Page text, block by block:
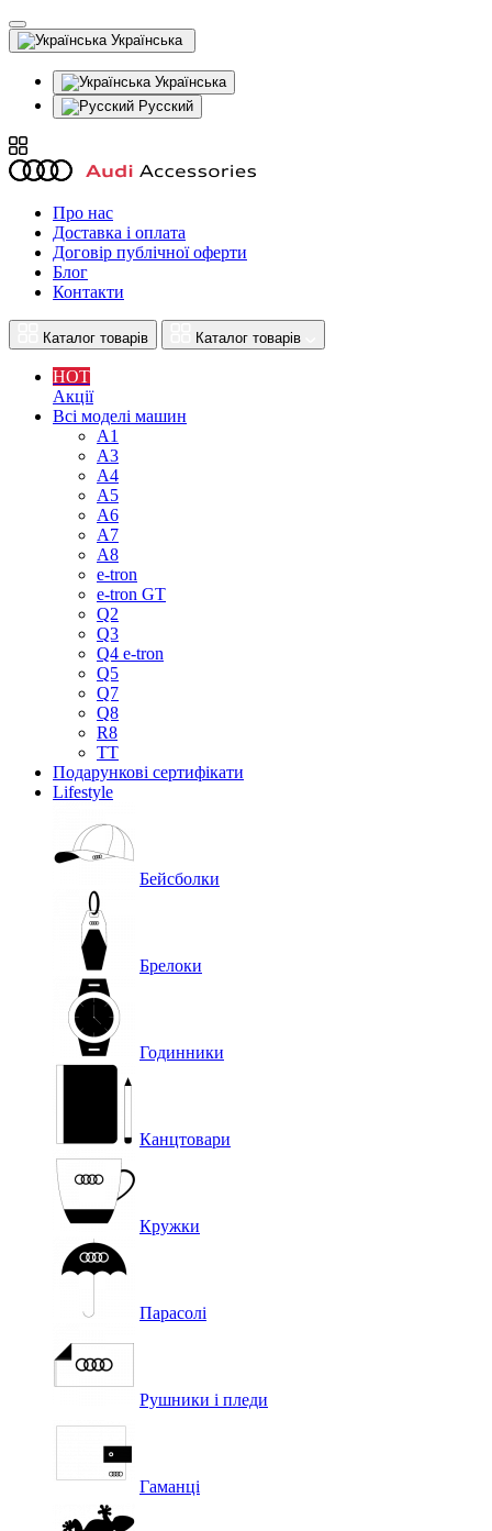
Українська
Українська
Русский
Про нас
Доставка і оплата
Договір публічної оферти
Блог
Контакти
Каталог товарів Каталог товарів
HOT
Акції
Всі моделі машин
A1
A3
A4
A5
A6
A7
A8
e-tron
e-tron GT
Q2
Q3
Q4 e-tron
Q5
Q7
Q8
R8
TT
Подарункові сертифікати
Lifestyle
Бейсболки
Брелоки
Годинники
Канцтовари
Кружки
Парасолі
Рушники і пледи
Гаманці